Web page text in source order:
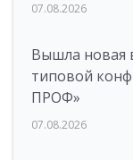
07.08.2026
Вышла новая
типовой
ПРОФ»
07.08.2026